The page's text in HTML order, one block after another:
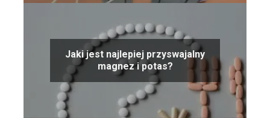
Jaki jest najlepiej przyswajalny
magnez i potas?